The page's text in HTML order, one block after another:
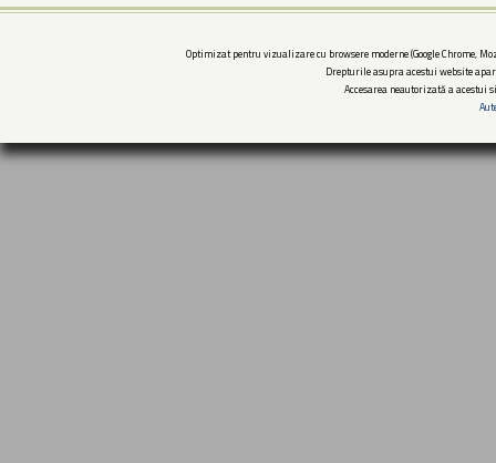
Optimizat pentru vizualizare cu browsere moderne (Google Chrome,
Drepturile asupra acestui website
Accesarea neautorizată a acestui